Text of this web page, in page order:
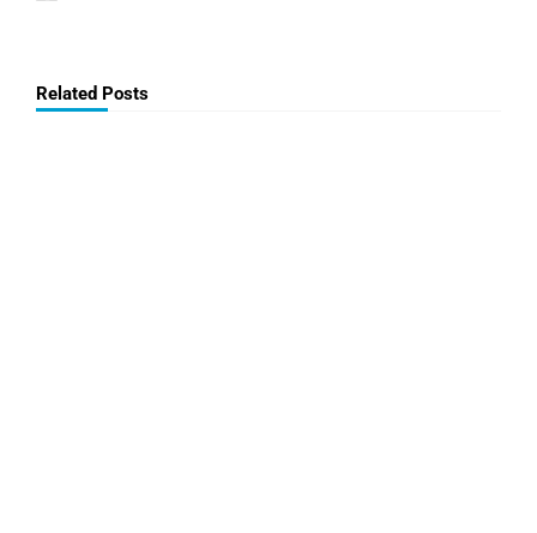
Related Posts